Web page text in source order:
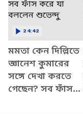
মমতা কেন দিল্লিতে
জ্ঞানেশ কুমারের
সঙ্গে দেখা করতে
গেছেন? সব ফাঁস
24:42